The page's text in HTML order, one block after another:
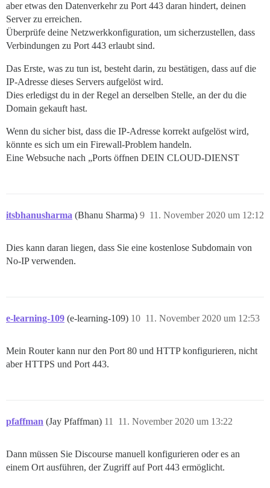
aber etwas den Datenverkehr zu Port 443 daran hindert, deinen
Server zu erreichen.
Überprüfe deine Netzwerkkonfiguration, um sicherzustellen, dass
Verbindungen zu Port 443 erlaubt sind.
Das Erste, was zu tun ist, besteht darin, zu bestätigen, dass auf die
IP-Adresse dieses Servers aufgelöst wird.
Dies erledigst du in der Regel an derselben Stelle, an der du die
Domain gekauft hast.
Wenn du sicher bist, dass die IP-Adresse korrekt aufgelöst wird,
könnte es sich um ein Firewall-Problem handeln.
Eine Websuche nach „Ports öffnen DEIN CLOUD-DIENST
itsbhanusharma (Bhanu Sharma) 11. November 2020 um 12:12
9
Dies kann daran liegen, dass Sie eine kostenlose Subdomain von
No-IP verwenden.
e-learning-109 (e-learning-109) 11. November 2020 um 12:53
10
Mein Router kann nur den Port 80 und HTTP konfigurieren, nicht
aber HTTPS und Port 443.
pfaffman (Jay Pfaffman) 11. November 2020 um 13:22
11
Dann müssen Sie Discourse manuell konfigurieren oder es an
einem Ort ausführen, der Zugriff auf Port 443 ermöglicht.